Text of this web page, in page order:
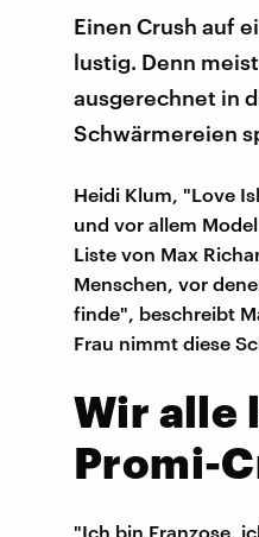
Einen Crush auf
lustig. Denn
ausgerechnet in
Schwärmereien
Heidi Klum, "Love
und vor allem
Liste von Max
Menschen, vor
finde", beschreibt
Frau nimmt diese
Wir alle
Promi-
"Ich bin Franzose,